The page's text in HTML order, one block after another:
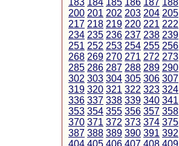
183 184 185 186 187 188
200 201 202 203 204 205
217 218 219 220 221 222
234 235 236 237 238 239
251 252 253 254 255 256
268 269 270 271 272 273
285 286 287 288 289 290
302 303 304 305 306 307
319 320 321 322 323 324
336 337 338 339 340 341
353 354 355 356 357 358
370 371 372 373 374 375
387 388 389 390 391 392
404 405 406 407 408 409